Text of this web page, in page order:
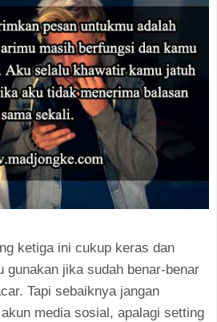
ketiga ini cukup keras dan
gunakan jika sudah benar-benar
Tapi sebaiknya jangan
media sosial, apalagi setting